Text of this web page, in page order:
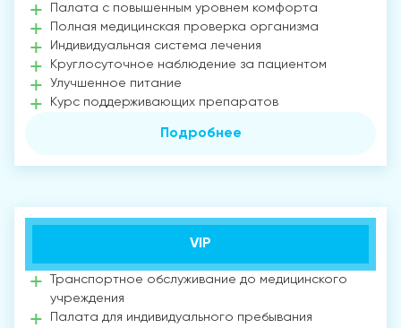
Палата с повышенным уровнем комфорта
Полная медицинская проверка организма
Индивидуальная система лечения
Круглосуточное наблюдение за пациентом
Улучшенное питание
Курс поддерживающих препаратов
Подробнее
VIP
Транспортное обслуживание до медицинского
учреждения
Палата для индивидуального пребывания